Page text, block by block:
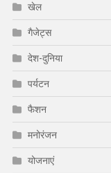
खेल
गैजेट्स
देश-दुनिया
पर्यटन
फैशन
मनोरंजन
योजनाएं